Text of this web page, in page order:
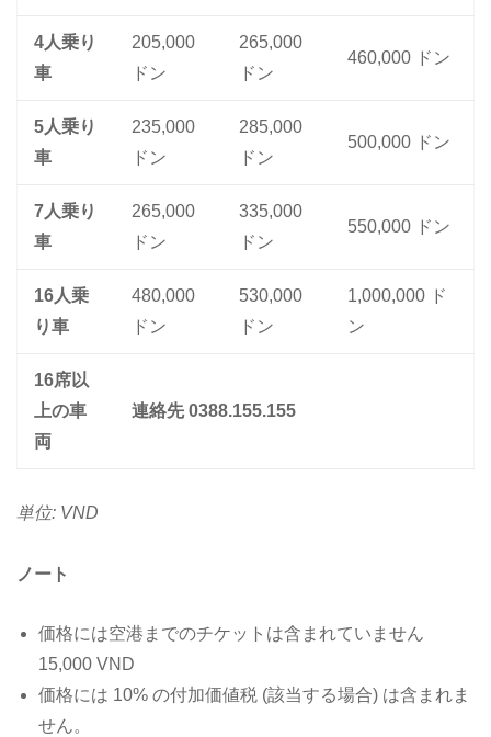
4人乗り
車
205,000
ドン
265,000
ドン
460,000 ドン
5人乗り
車
235,000
ドン
285,000
ドン
500,000 ドン
7人乗り
車
265,000
ドン
335,000
ドン
550,000 ドン
16人乗
り車
480,000
ドン
530,000
ドン
1,000,000 ド
ン
16席以
上の車
両
連絡先 0388.155.155
単位: VND
ノート
価格には空港までのチケットは含まれていません
15,000 VND
価格には 10% の付加価値税 (該当する場合) は含まれま
せん。